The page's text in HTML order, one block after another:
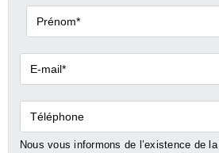
Prénom*
E-
mail*
Téléphone
Nous vous informons de l’existence de